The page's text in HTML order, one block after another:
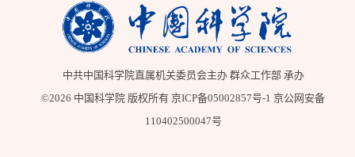
中共中国科学院直属机关委员会主办 群众工作部 承办
©2026 中国科学院 版权所有 京ICP备05002857号-1 京公网安备
110402500047号